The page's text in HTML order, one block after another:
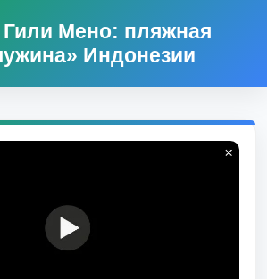
Мено: пляжная
Индонезии